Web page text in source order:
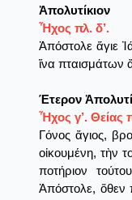
Ἀπολυτίκιον
Ἦχος πλ. δ’.
Ἀπόστολε ἅγιε
ἵνα πταισμάτων
Έτερον
Ἦχος γ’. Θείας
Γόνος ἅγιος,
οἰκουμένη, τὴν
ποτήριον
Ἀπόστολε, ὅθεν